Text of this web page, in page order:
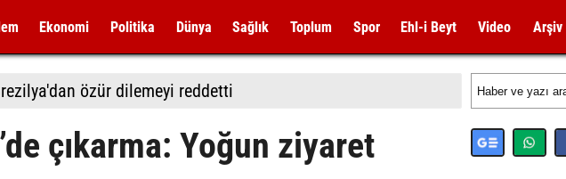
Ekonomi Politika Dünya Sağlık Toplum Spor Ehl-i Beyt Video Arşiv
özür dilemeyi reddetti
çıkarma: Yoğun ziyaret